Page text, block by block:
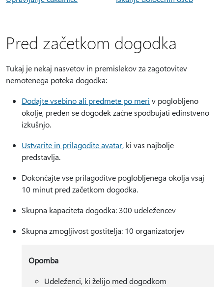
Pred začetkom dogodka
Tukaj je nekaj nasvetov in premislekov za zagotovitev
nemotenega poteka dogodka:
Dodajte vsebino ali predmete po meri v poglobljeno
okolje, preden se dogodek začne spodbujati edinstveno
izkušnjo.
Ustvarite in prilagodite avatar, ki vas najbolje
predstavlja.
Dokončajte vse prilagoditve poglobljenega okolja vsaj
10 minut pred začetkom dogodka.
Skupna kapaciteta dogodka: 300 udeležencev
Skupna zmogljivost gostitelja: 10 organizatorjev
Opomba
Udeleženci, ki želijo med dogodkom